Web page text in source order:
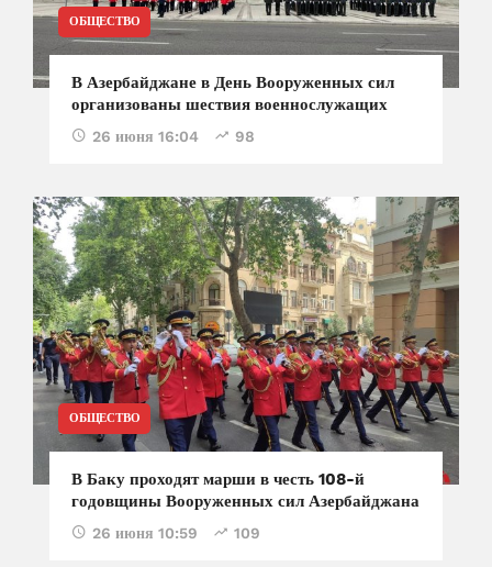
ОБЩЕСТВО
В Азербайджане в День Вооруженных сил
организованы шествия военнослужащих
26 июня 16:04 98
ОБЩЕСТВО
В Баку проходят марши в честь 108-й
годовщины Вооруженных сил Азербайджана
26 июня 10:59 109